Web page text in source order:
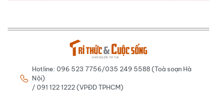
Hotline: 096 523 7756/035 249 5588 (Toà soạn Hà
Nội)
/ 091 122 1222 (VPĐD TPHCM)